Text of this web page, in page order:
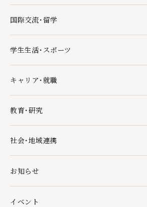
国際交流・留学
国際交流・留学の下層ページ一覧を開く
学生生活・スポーツ
学生生活・スポーツの下層ページ一覧を開く
キャリア・就職
キャリア・就職の下層ページ一覧を開く
教育・研究
教育・研究の下層ページ一覧を開く
社会・地域連携
社会・地域連携の下層ページ一覧を開く
お知らせ
イベント